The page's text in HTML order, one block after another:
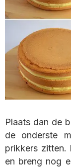
Plaats dan de
de onderste
prikkers zitten.
en breng nog